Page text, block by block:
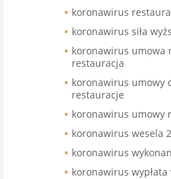
koronawirus
koronawirus siła
koronawirus umowa
restauracja
koronawirus umowy
restauracje
koronawirus umowy
koronawirus wesela
koronawirus
koronawirus